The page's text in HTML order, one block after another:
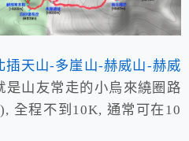
插天山-多崖山-赫威山-赫威
是山友常走的小烏來繞圈路
全程不到10K, 通常可在10